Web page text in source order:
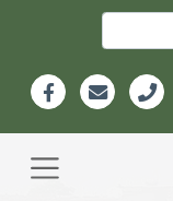
Información
Header
navigation